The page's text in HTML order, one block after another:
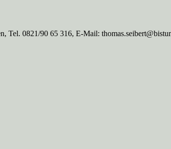
Tel. 0821/90 65 316, E-Mail: